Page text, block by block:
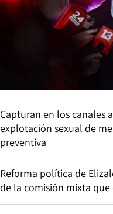
Capturan en los canales
explotación sexual de
preventiva
Reforma política de
de la comisión mixta